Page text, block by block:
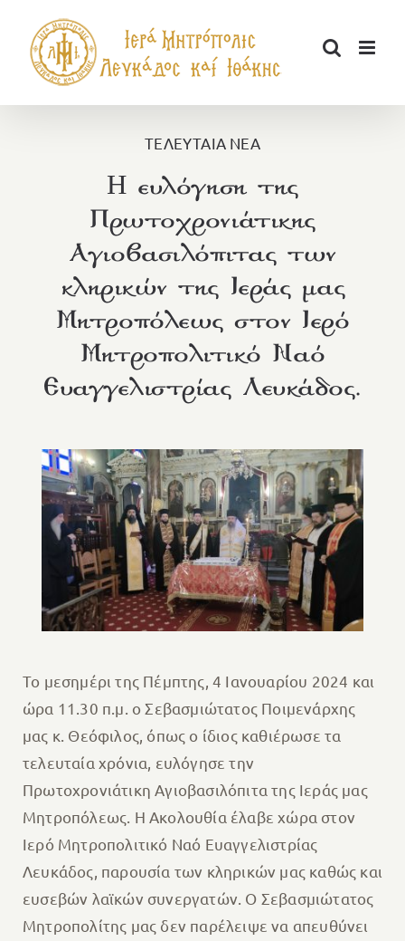
περιεχόμενο
ΤΕΛΕΥΤΑΙΑ ΝΕΑ
H ευλόγηση της
Πρωτοχρονιάτικης
Αγιοβασιλόπιτας των
κληρικών της Ιεράς μας
Μητροπόλεως στον Ιερό
Μητροπολιτικό Ναό
Ευαγγελιστρίας Λευκάδος.
Το μεσημέρι της Πέμπτης, 4 Ιανουαρίου 2024 και
ώρα 11.30 π.μ. ο Σεβασμιώτατος Ποιμενάρχης
μας κ. Θεόφιλος, όπως ο ίδιος καθιέρωσε τα
τελευταία χρόνια, ευλόγησε την
Πρωτοχρονιάτικη Αγιοβασιλόπιτα της Ιεράς μας
Μητροπόλεως. Η Ακολουθία έλαβε χώρα στον
Ιερό Μητροπολιτικό Ναό Ευαγγελιστρίας
Λευκάδος, παρουσία των κληρικών μας καθώς και
ευσεβών λαϊκών συνεργατών. Ο Σεβασμιώτατος
Μητροπολίτης μας δεν παρέλειψε να απευθύνει